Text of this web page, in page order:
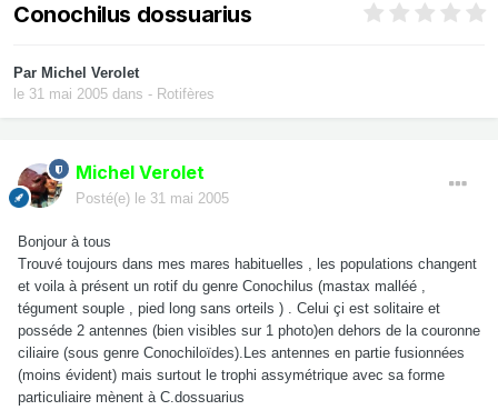
Conochilus dossuarius
Par Michel Verolet
le 31 mai 2005 dans - Rotifères
Michel Verolet
Posté(e) le 31 mai 2005
Bonjour à tous
Trouvé toujours dans mes mares habituelles , les populations changent
et voila à présent un rotif du genre Conochilus (mastax malléé ,
tégument souple , pied long sans orteils ) . Celui çi est solitaire et
posséde 2 antennes (bien visibles sur 1 photo)en dehors de la couronne
ciliaire (sous genre Conochiloïdes).Les antennes en partie fusionnées
(moins évident) mais surtout le trophi assymétrique avec sa forme
particuliaire mènent à C.dossuarius